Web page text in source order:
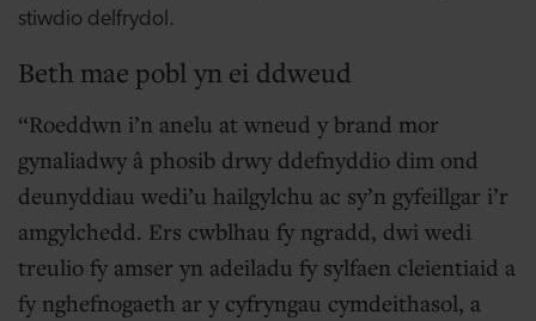
stiwdio delfrydol.
Beth mae pobl yn ei ddweud
Roeddwn i’n anelu at wneud y brand mor
gynaliadwy â phosib drwy ddefnyddio dim ond
deunyddiau wedi’u hailgylchu ac sy’n gyfeillgar i’r
amgylchedd. Ers cwblhau fy ngradd, dwi wedi
treulio fy amser yn adeiladu fy sylfaen cleientiaid a
fy nghefnogaeth ar y cyfryngau cymdeithasol, a